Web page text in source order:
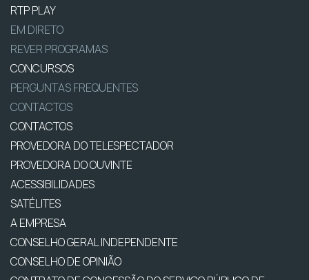
RTP PLAY
EM DIRETO
REVER PROGRAMAS
CONCURSOS
PERGUNTAS FREQUENTES
CONTACTOS
CONTACTOS
PROVEDORA DO TELESPECTADOR
PROVEDORA DO OUVINTE
ACESSIBILIDADES
SATÉLITES
A EMPRESA
CONSELHO GERAL INDEPENDENTE
CONSELHO DE OPINIÃO